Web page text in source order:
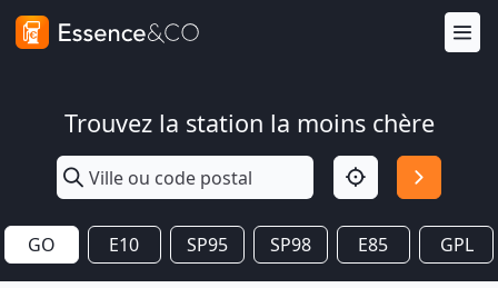
Trouvez la station la moins chère
GO E10 SP95 SP98 E85 GPL